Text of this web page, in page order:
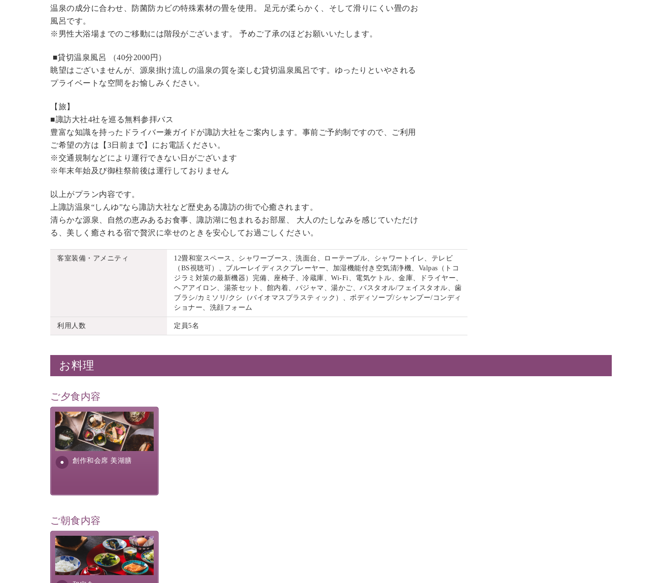
温泉の成分に合わせ、防菌防カビの特殊素材の畳を使用。 足元が柔らかく、そして滑りにくい畳のお
風呂です。
※男性大浴場までのご移動には階段がございます。 予めご了承のほどお願いいたします。
■貸切温泉風呂 （40分2000円 ）
眺望はございませんが、源泉掛け流しの温泉の質を楽しむ貸切温泉風呂です。ゆったりといやされる
プライベートな空間をお愉しみください。
【旅】
■諏訪大社4社を巡る無料参拝バス
豊富な知識を持ったドライバー兼ガイドが諏訪大社をご案内します。 事前ご予約制ですので、ご利用
ご希望の方は【3日前まで】にお電話ください。
※交通規制などにより運行できない日がございます
※年末年始及び御柱祭前後は運行しておりません
以上がプラン内容です。
上諏訪温泉“しんゆ”なら諏訪大社など歴史ある諏訪の街で心癒されます。
清らかな源泉、自然の恵みあるお食事、諏訪湖に包まれるお部屋、 大人のたしなみを感じていただけ
る、美しく癒される宿で贅沢に幸せのときを安心してお過ごしください。
客室装備・アメニティ
12畳和室スペース、シャワーブース、洗面台、ローテーブル、シャワートイレ、テレビ
（BS視聴可）、ブルーレイディスクプレーヤー、加湿機能付き空気清浄機、Valpas（トコ
ジラミ対策の最新機器）完備、座椅子、冷蔵庫、Wi-Fi、電気ケトル、金庫、ドライヤー、
ヘアアイロン、湯茶セット、館内着、パジャマ、湯かご、バスタオル/フェイスタオル、歯
ブラシ/カミソリ/クシ（バイオマスプラスティック）、ボディソープ/シャンプー/コンディ
ショナー、洗顔フォーム
利用人数 定員5名
お料理
ご夕食内容
創作和会席 美湖膳
美湖膳とは諏訪の地で特別を
提供する為に料理長・神原 裕
明が考え出した創作和会席で
す。美しい諏訪湖の幸...
ご朝食内容
さっぱりとした和食膳に使わ
れる食材は、諏訪の名産品を
ふんだんに取り入れ、安心・